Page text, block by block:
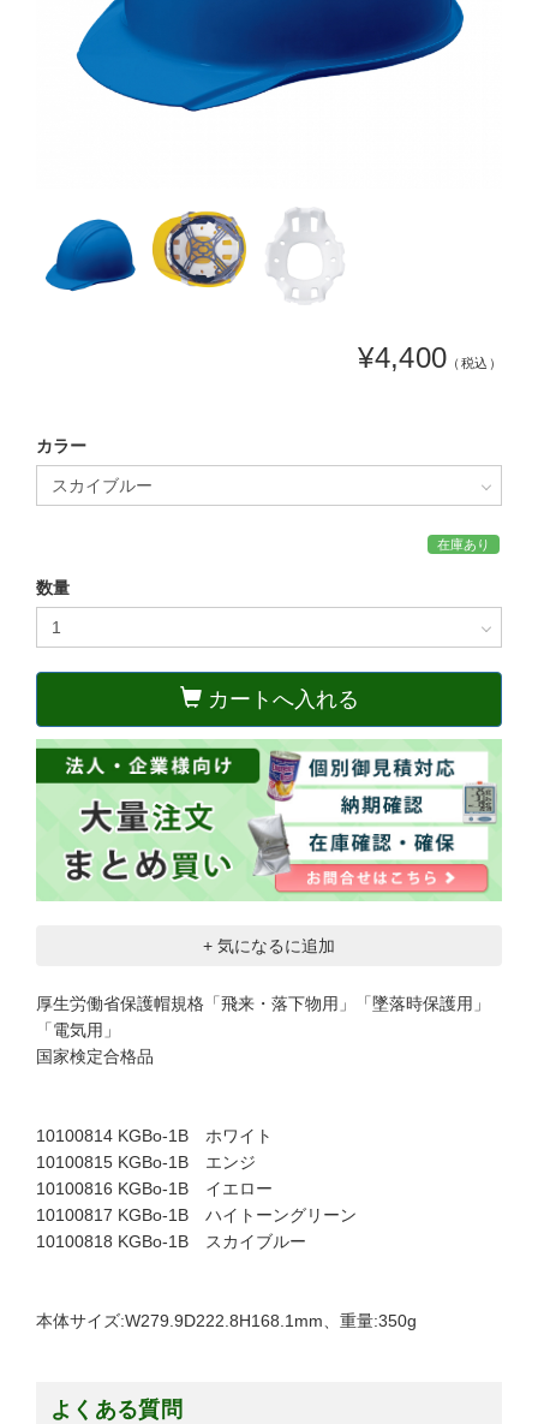
¥4,400 （税込）
カラー
在庫あり
数量
カートへ入れる
+ 気になるに追加
厚生労働省保護帽規格「飛来・落下物用」「墜落時保護用」
「電気用」
国家検定合格品
10100814 KGBo-1B ホワイト
10100815 KGBo-1B エンジ
10100816 KGBo-1B イエロー
10100817 KGBo-1B ハイトーングリーン
10100818 KGBo-1B スカイブルー
本体サイズ:W279.9D222.8H168.1mm、重量:350g
よくある質問